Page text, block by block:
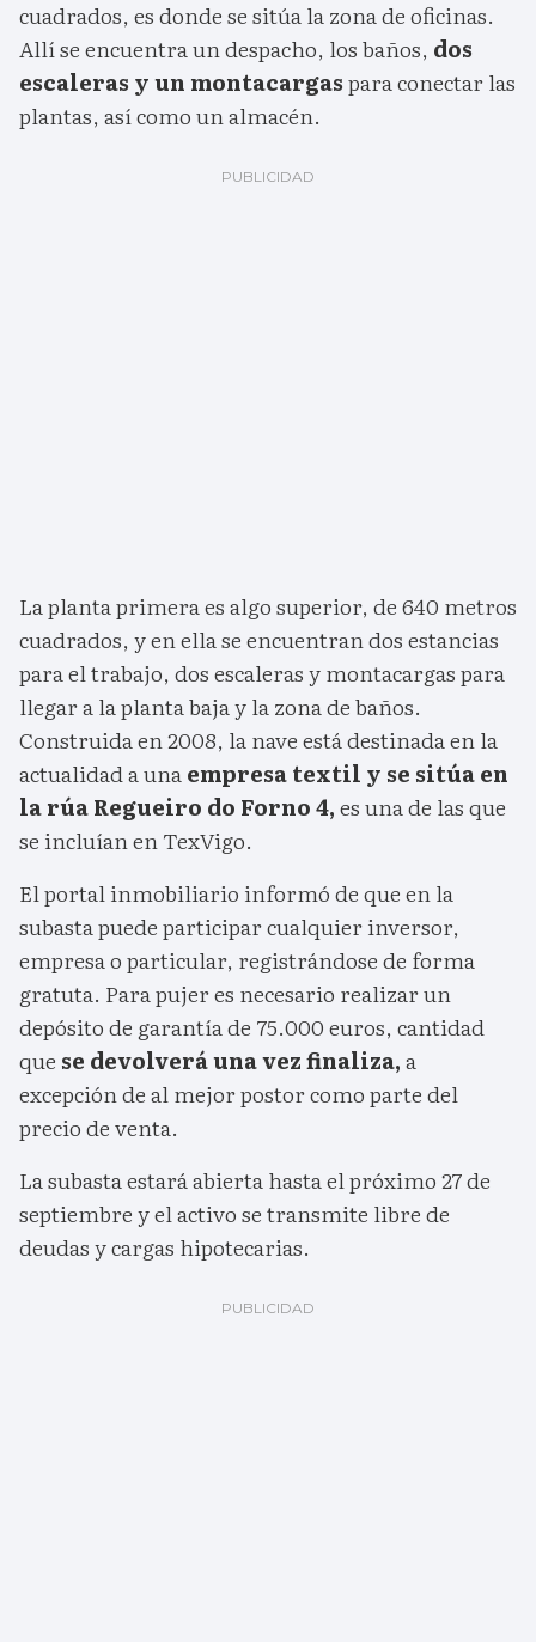
cuadrados, es donde se sitúa la zona de oficinas.
Allí se encuentra un despacho, los baños, dos
escaleras y un montacargaspara conectar las
plantas, así como un almacén.
La planta primera es algo superior, de 640 metros
cuadrados, y en ella se encuentran dos estancias
para el trabajo, dos escaleras y montacargas para
llegar a la planta baja y la zona de baños.
Construida en 2008, la nave está destinada en la
actualidad a unaempresa textil y se sitúa en
la rúa Regueiro do Forno 4,es una de las que
se incluían en TexVigo.
El portal inmobiliario informó de que en la
subasta puede participar cualquier inversor,
empresa o particular, registrándose de forma
gratuta. Para pujer es necesario realizar un
depósito de garantía de 75.000 euros, cantidad
que se devolverá una vez finaliza,a
excepción de al mejor postor como parte del
precio de venta.
La subasta estará abierta hasta el próximo 27 de
septiembre y el activo se transmite libre de
deudas y cargas hipotecarias.